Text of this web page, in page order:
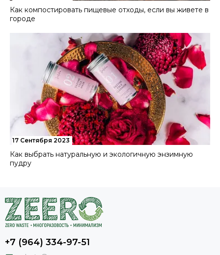
Как компостировать пищевые отходы, если вы живете в
городе
17 Сентября 2023
Как выбрать натуральную и экологичную энзимную
пудру
+7 (964) 334-97-51